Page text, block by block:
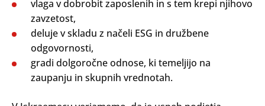
vlaga v dobrobit zaposlenih in s tem krepi njihovo
zavzetost,
deluje v skladu z načeli ESG in družbene
odgovornosti,
gradi dolgoročne odnose, ki temeljijo na
zaupanju in skupnih vrednotah.